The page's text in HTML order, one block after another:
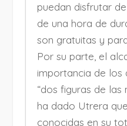
puedan disfrutar
de una hora de
son gratuitas y
Por su parte, el
importancia de los
“dos figuras de
ha dado Utrera
conocidas en su